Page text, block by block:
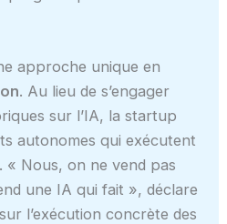
approche unique en
. Au lieu de s’engager
sur l’IA, la startup
autonomes qui exécutent
« Nous, on ne vend pas
une IA qui fait », déclare
l’exécution concrète des